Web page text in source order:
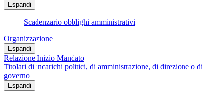
Espandi
Scadenzario obblighi amministrativi
Organizzazione
Espandi
Relazione Inizio Mandato
Titolari di incarichi politici, di amministrazione, di direzione o di
governo
Espandi